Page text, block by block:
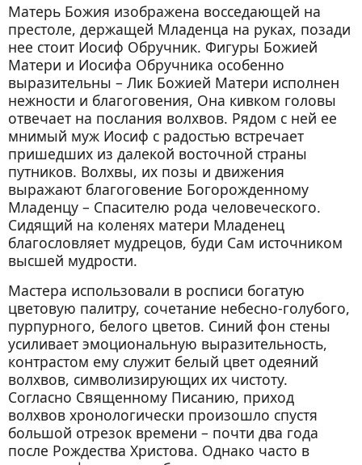
Матерь Божия изображена восседающей на
престоле, держащей Младенца на руках, позади
нее стоит Иосиф Обручник. Фигуры Божией
Матери и Иосифа Обручника особенно
выразительны – Лик Божией Матери исполнен
нежности и благоговения, Она кивком головы
отвечает на послания волхвов. Рядом с ней ее
мнимый муж Иосиф с радостью встречает
пришедших из далекой восточной страны
путников. Волхвы, их позы и движения
выражают благоговение Богорожденному
Младенцу – Спасителю рода человеческого.
Сидящий на коленях матери Младенец
благословляет мудрецов, буди Сам источником
высшей мудрости.
Мастера использовали в росписи богатую
цветовую палитру, сочетание небесно-голубого,
пурпурного, белого цветов. Синий фон стены
усиливает эмоциональную выразительность,
контрастом ему служит белый цвет одеяний
волхвов, символизирующих их чистоту.
Согласно Священному Писанию, приход
волхвов хронологически произошло спустя
большой отрезок времени – почти два года
после Рождества Христова. Однако часто в